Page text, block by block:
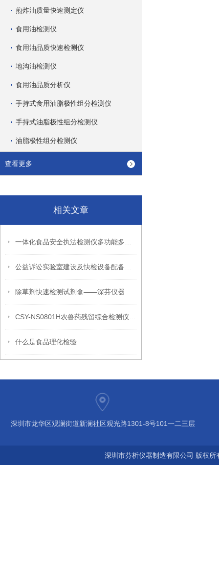
煎炸油质量快速测定仪
食用油检测仪
食用油品质快速检测仪
地沟油检测仪
食用油品质分析仪
手持式食用油脂极性组分检测仪
手持式油脂极性组分检测仪
油脂极性组分检测仪
查看更多
相关文章
什么是食品理化检验
深圳市龙华区观澜街道新澜社区观光路1301-8号101一二三层
深圳市芬析仪器制造有限公司 版权